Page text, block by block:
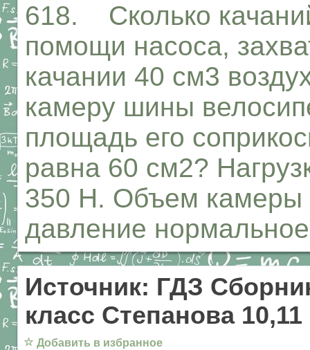
618. Сколько
помощи насоса,
качании 40 см3
камеру шины
площадь его
равна 60 см2?
350 Н. Объем камеры
давление
Источник: ГДЗ
класс Степанова 10,11
☆ Добавить в избранное